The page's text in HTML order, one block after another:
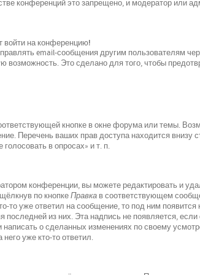
конференций это запрещено, и модератор или
войти на конференцию!
email-сообщения другим пользователям
Это сделано для того, чтобы
кнопке в окне форума или темы.
Перечень ваших прав доступа находится внизу
в опросах» и т. п.
конференции, вы можете редактировать и
по кнопкеПравка в соответствующем
то уже ответил на сообщение, то под ним
последней из них. Эта надпись не появляется,
о сделанных изменениях по своему
уже кто-то ответил.